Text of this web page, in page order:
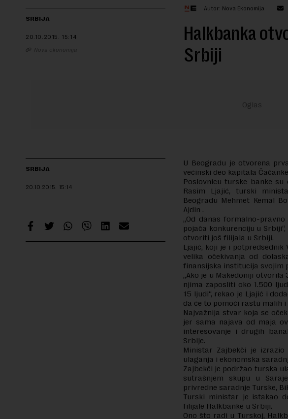
SRBIJA
20.10.2015. 15:14
Nova ekonomija
Autor: Nova Ekonomija
Halkbanka
Srbiji
SRBIJA
20.10.2015. 15:14
U Beogradu je otvorena
većinski deo kapitala
Poslovnicu turske banke
Rasim Ljajić, turski
Beogradu Mehmet Kemal
Ajdin .
„Od danas formalno-
pojača konkurenciju u
otvoriti još filijala u Srbiji.
Ljajić, koji je i
velika očekivanja od
finansijska institucija svojim
„Ako je u Makedoniji
njima zaposliti oko 1.500
15 ljudi“, rekao je Ljajić i
da će to pomoći rastu malih
Najvažnija stvar koja se
jer sama najava od maja
interesovanje i drugih
Srbije.
Ministar Zajbekči je
ulaganja i ekonomska
Zajbekči je podržao turska
sutrašnjem skupu u
privredne saradnje Turske,
Turski ministar je istakao
filijale Halkbanke u Srbiji.
Ono što radi u Turskoj,